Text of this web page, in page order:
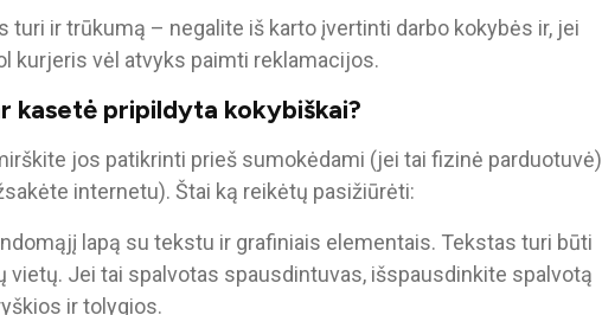
turi ir trūkumą – negalite iš karto įvertinti darbo kokybės ir, jei
kurjeris vėl atvyks paimti reklamacijos.
kasetė pripildyta kokybiškai?
jos patikrinti prieš sumokėdami (jei tai fizinė parduotuvė)
internetu). Štai ką reikėtų pasižiūrėti:
lapą su tekstu ir grafiniais elementais. Tekstas turi būti
vietų. Jei tai spalvotas spausdintuvas, išspausdinkite spalvotą
ir tolygios.